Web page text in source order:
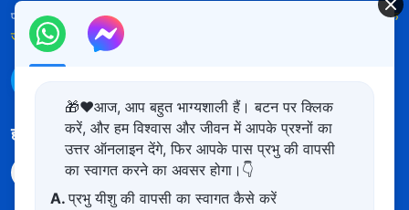
परमेश्वर का राज्य पृथ्वी पर आ गया है! क्या आप इसमें प्रवेश करना चाहते हैं?
और अधिक
जानें
हमारा अनुसरण करें
🎁❤️आज, आप बहुत भाग्यशाली हैं। बटन पर क्लिक
करें, और हम विश्वास और जीवन में आपके प्रश्नों का
उत्तर ऑनलाइन देंगे, फिर आपके पास प्रभु की वापसी
का स्वागत करने का अवसर होगा।👇
A.प्रभु यीशु की वापसी का स्वागत कैसे करें